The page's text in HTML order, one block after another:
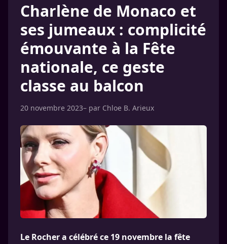
Charlène de Monaco et
ses jumeaux : complicité
émouvante à la Fête
nationale, ce geste
classe au balcon
20 novembre 2023– par Chloe B. Arieux
Le Rocher a célébré ce 19 novembre la fête